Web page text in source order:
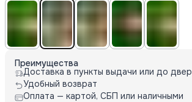
Преимущества
Доставка в пункты выдачи или до
Удобный возврат
Оплата — картой, СБП или наличными